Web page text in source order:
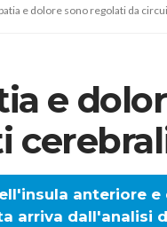
e dolore sono regolati da
e
anteriore
arriva dall'analisi